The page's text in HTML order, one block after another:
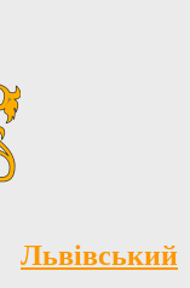
Львівський